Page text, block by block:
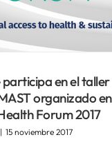
en el
organizado
Forum 2017
| 15 noviembre 2017